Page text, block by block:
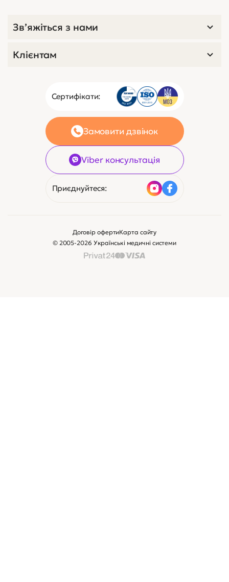
Сертифікати:
Замовити дзвінок
Viber консультація
Приєднуйтеся:
Зв’яжіться з нами
Клієнтам
© 2005-2026 Українські медичні системи
Договір офертиКарта сайту